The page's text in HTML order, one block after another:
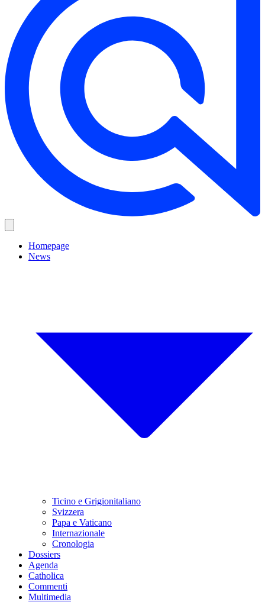
Homepage
News
Ticino e Grigionitaliano
Svizzera
Papa e Vaticano
Internazionale
Cronologia
Dossiers
Agenda
Catholica
Commenti
Multimedia